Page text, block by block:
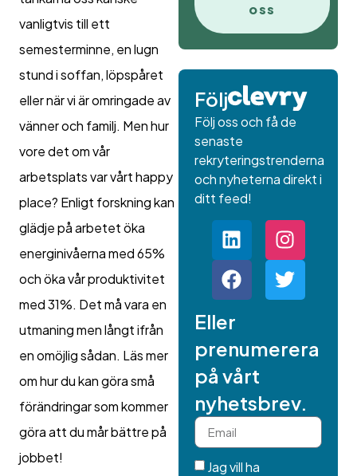
vanligtvis till ett
semesterminne, en lugn
stund i soffan, löpspåret
eller när vi är omringade av
vänner och familj. Men hur
vore det om vår
arbetsplats var vårt happy
place? Enligt forskning kan
glädje på arbetet öka
energinivåerna med 65%
och öka vår produktivitet
med 31%. Det må vara en
utmaning men långt ifrån
en omöjlig sådan. Läs mer
om hur du kan göra små
förändringar som kommer
göra att du mår bättre på
jobbet!
oss
Följ
Följ oss och få de
senaste
rekryteringstrenderna
och nyheterna direkt i
ditt feed!
Eller
prenumerera
på vårt
nyhetsbrev.
Jag vill ha